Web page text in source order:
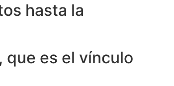
hasta la
que es el vínculo